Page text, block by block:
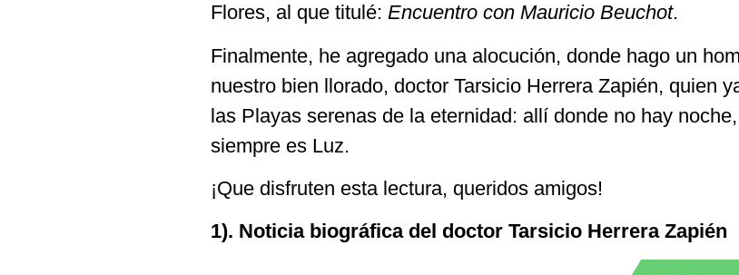
Flores, al que titulé: Encuentro con Mauricio Beuchot.
Finalmente, he agregado una alocución, donde hago un
nuestro bien llorado, doctor Tarsicio Herrera Zapién, quien
las Playas serenas de la eternidad: allí donde no hay
siempre es Luz.
¡Que disfruten esta lectura, queridos amigos!
1). Noticia biográfica del doctor Tarsicio Herrera Zapién